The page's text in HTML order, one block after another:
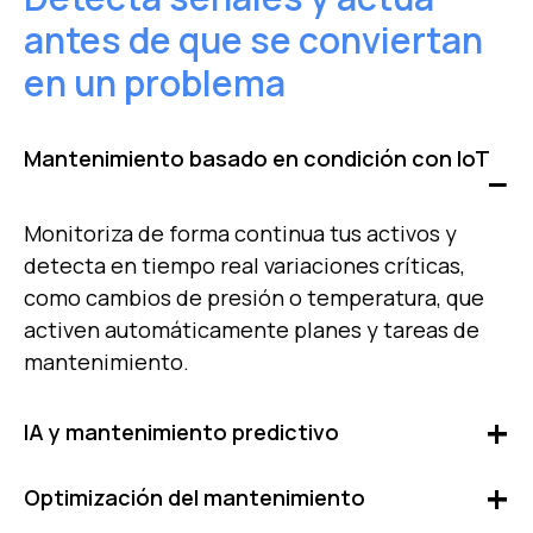
antes de que se conviertan
en un problema
Mantenimiento basado en condición con IoT
Monitoriza de forma continua tus activos y
detecta en tiempo real variaciones críticas,
como cambios de presión o temperatura, que
activen automáticamente planes y tareas de
mantenimiento.
IA y mantenimiento predictivo
Identifica patrones de fallos antes de que
sucedan, evitando paradas no programadas.
Optimización del mantenimiento